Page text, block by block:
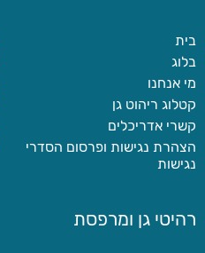
בית
בלוג
מי אנחנו
קטלוג ריהוט גן
קשרי אדריכלים
הצהרת נגישות ופרסום הסדרי
נגישות
רהיטי גן ומרפסת